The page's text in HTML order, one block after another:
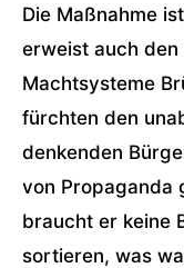
Die Maßnahme
erweist auch
Machtsysteme
fürchten den
denkenden
von Propaganda
braucht er keine
sortieren, was